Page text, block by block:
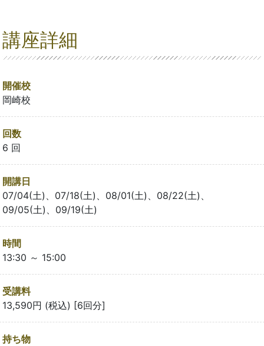
講座詳細
開催校
岡崎校
回数
6 回
開講日
07/04(土)、07/18(土)、08/01(土)、08/22(土)、
09/05(土)、09/19(土)
時間
13:30 ～ 15:00
受講料
13,590円 (税込) [6回分]
持ち物